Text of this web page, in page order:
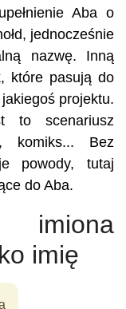
Aba o
jednocześnie
nazwę. Inną
które pasują do
projektu.
to scenariusz
komiks... Bez
powody, tutaj
do Aba.
imiona
imię